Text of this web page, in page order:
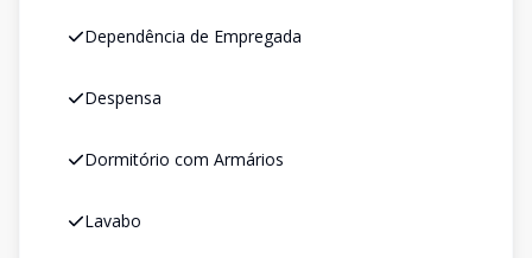
Dependência de Empregada
Despensa
Dormitório com Armários
Lavabo